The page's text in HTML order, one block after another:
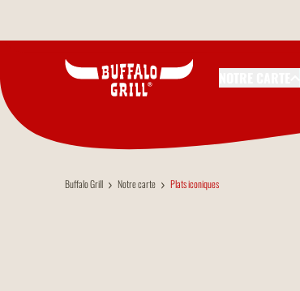
Buffalo Grill Notre carte Plats iconiques